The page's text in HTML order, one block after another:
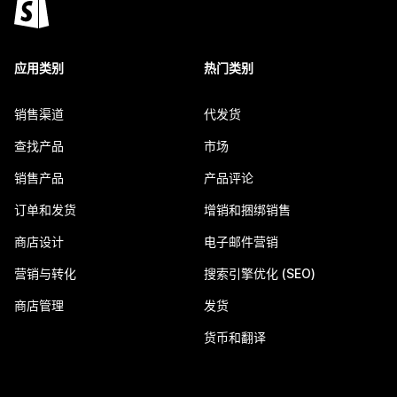
应用类别
销售渠道
查找产品
销售产品
订单和发货
商店设计
营销与转化
商店管理
热门类别
代发货
市场
产品评论
增销和捆绑销售
电子邮件营销
搜索引擎优化 (SEO)
发货
货币和翻译